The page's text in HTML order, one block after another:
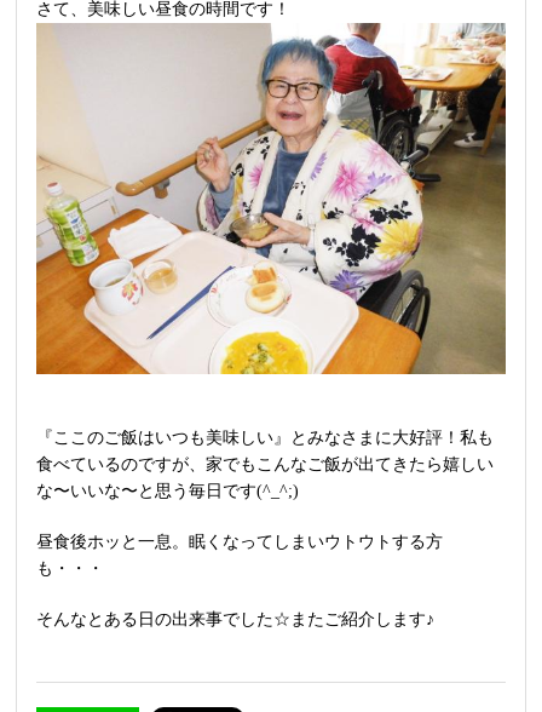
さて、美味しい昼食の時間です！
『ここのご飯はいつも美味しい』とみなさまに大好評！私も
食べているのですが、家でもこんなご飯が出てきたら嬉しい
な〜いいな〜と思う毎日です(^_^;)
昼食後ホッと一息。眠くなってしまいウトウトする方
も・・・
そんなとある日の出来事でした☆またご紹介します♪